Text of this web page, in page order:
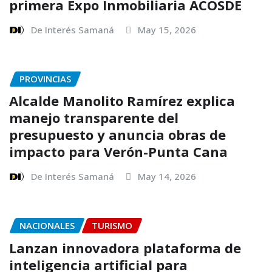
primera Expo Inmobiliaria ACOSDE
De Interés Samaná May 15, 2026
PROVINCIAS
Alcalde Manolito Ramírez explica
manejo transparente del
presupuesto y anuncia obras de
impacto para Verón-Punta Cana
De Interés Samaná May 14, 2026
NACIONALES TURISMO
Lanzan innovadora plataforma de
inteligencia artificial para